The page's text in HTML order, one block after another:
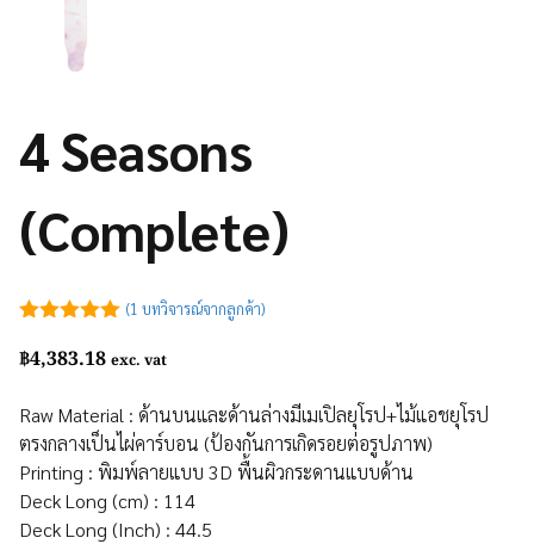
4 Seasons
(Complete)
5
(1 บทวิจารณ์จากลูกค้า)
฿4,383.18 exc. vat
Raw Material : ด้านบนและด้านล่างมีเมเปิลยุโรป+ไม้แอชยุโรป
ตรงกลางเป็นไผ่คาร์บอน (ป้องกันการเกิดรอยต่อรูปภาพ)
Printing : พิมพ์ลายแบบ 3D พื้นผิวกระดานแบบด้าน
Deck Long (cm) : 114
Deck Long (Inch) : 44.5